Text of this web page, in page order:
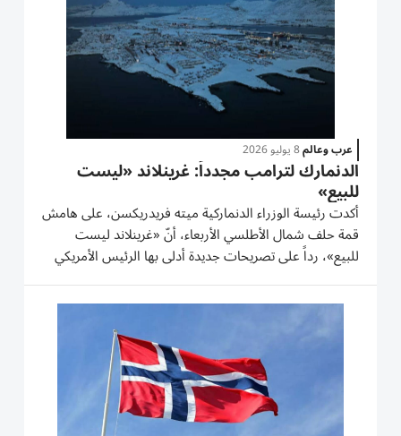
عرب وعالم8 يوليو 2026
الدنمارك لترامب مجدداً: غرينلاند «ليست
للبيع»
أكدت رئيسة الوزراء الدنماركية ميته فريدريكسن، على هامش
قمة حلف شمال الأطلسي الأربعاء، أنّ «غرينلاند ليست
للبيع»، رداً على تصريحات جديدة أدلى بها الرئيس الأمريكي
دونالد ترامب. وقالت فريدريكسن للصحفيين «استمعتُ إلى
الرئيس الأمريكي أمس، وأعتقد أن موقف الولايات المتحدة